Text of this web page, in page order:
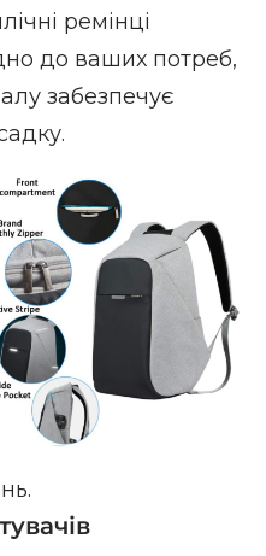
ремінці
до ваших потреб,
забезпечує